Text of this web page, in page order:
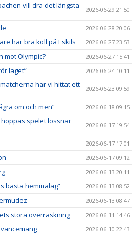
vill dra det längsta
2026-06-29 21:50
2026-06-28 20:06
har bra koll på Eskils 2026-06-27 23:53
mot Olympic? 2026-06-27 15:41
laget” 2026-06-24 10:11
har vi hittat ett
2026-06-23 09:59
om och men” 2026-06-18 09:15
spelet lossnar
2026-06-17 19:54
2026-06-17 17:01
2026-06-17 09:12
2026-06-13 20:11
bästa hemmalag” 2026-06-13 08:52
2026-06-13 08:47
stora överraskning 2026-06-11 14:46
2026-06-10 22:43